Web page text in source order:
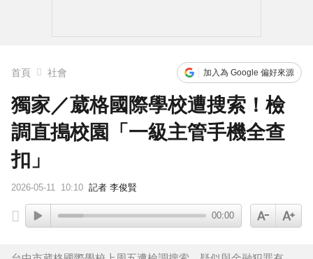
首頁 社會 加入為 Google 偏好來源
獨家／葳格國際學校遭搜索！檢
調直搗校園「一級主管手機全查
扣」
2026-05-11 10:10 記者 李俊賢
00:00